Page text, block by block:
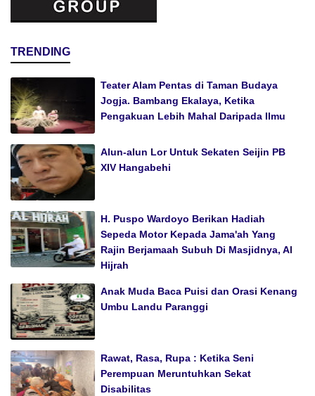
TRENDING
Teater Alam Pentas di Taman Budaya
Jogja. Bambang Ekalaya, Ketika
Pengakuan Lebih Mahal Daripada Ilmu
Alun-alun Lor Untuk Sekaten Seijin PB
XIV Hangabehi
H. Puspo Wardoyo Berikan Hadiah
Sepeda Motor Kepada Jama'ah Yang
Rajin Berjamaah Subuh Di Masjidnya, Al
Hijrah
Anak Muda Baca Puisi dan Orasi Kenang
Umbu Landu Paranggi
Rawat, Rasa, Rupa : Ketika Seni
Perempuan Meruntuhkan Sekat
Disabilitas